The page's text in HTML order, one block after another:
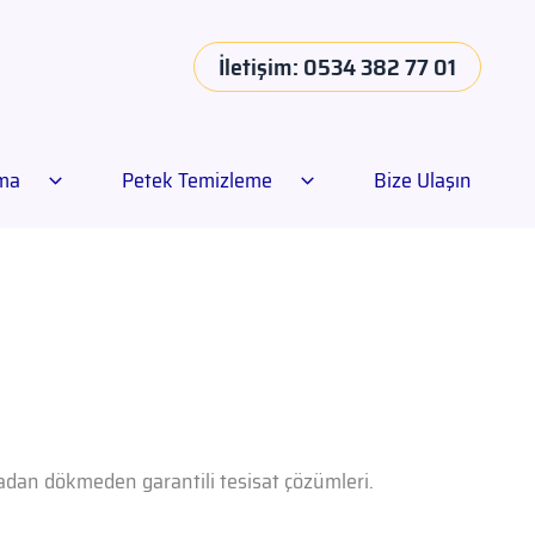
İletişim: 0534 382 77 01
Petek Temizleme Bize Ulaşın
dökmeden garantili tesisat çözümleri.